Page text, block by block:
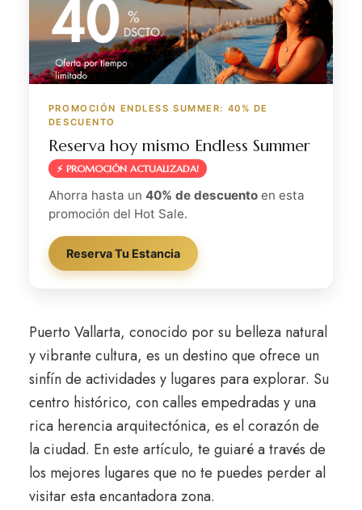
PROMOCIÓN ENDLESS SUMMER: 40% DE
DESCUENTO
Reserva hoy mismo Endless Summer
⚡ PROMOCIÓN ACTUALIZADA!
Ahorra hasta un 40% de descuentoen esta
promoción del Hot Sale.
Reserva Tu Estancia
Puerto Vallarta, conocido por su belleza natural
y vibrante cultura, es un destino que ofrece un
sinfín de actividades y lugares para explorar. Su
centro histórico, con calles empedradas y una
rica herencia arquitectónica, es el corazón de
la ciudad. En este artículo, te guiaré a través de
los mejores lugares que no te puedes perder al
visitar esta encantadora zona.